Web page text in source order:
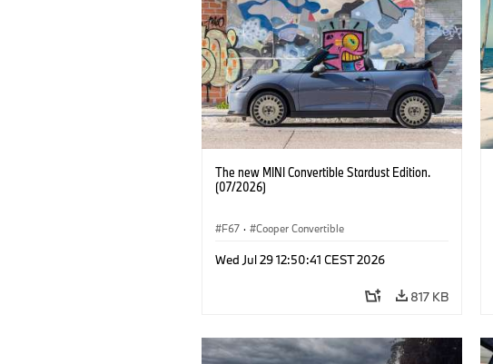
The new MINI Convertible Stardust Edition.
(07/2026)
F67 · Cooper Convertible
Wed Jul 29 12:50:41 CEST 2026
817 KB